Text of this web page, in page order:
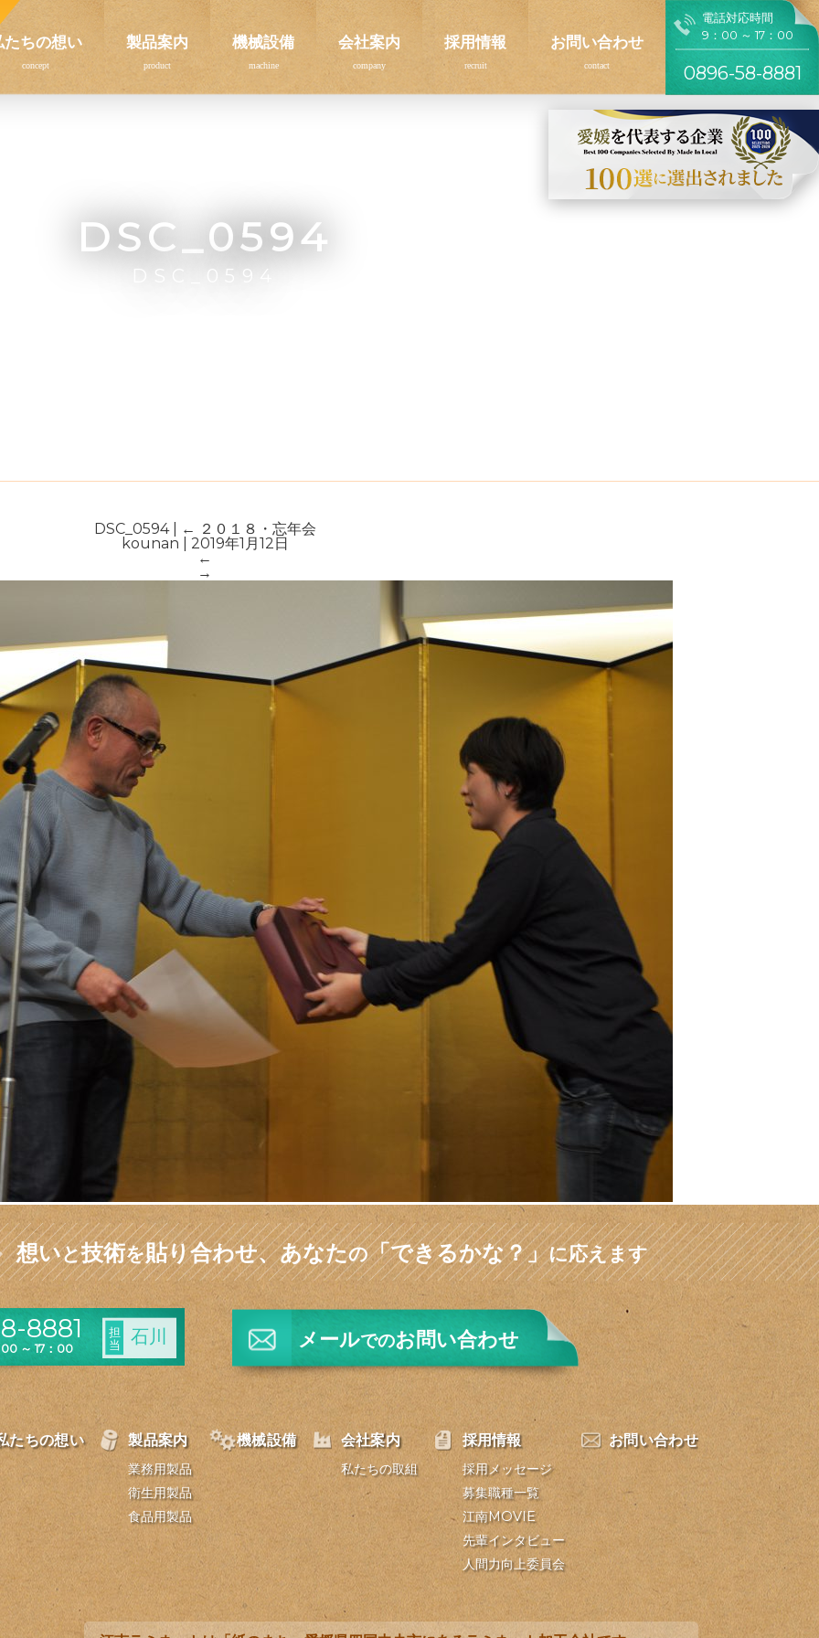
たちの想い 製品案内 機械設備 会社案内 採用情報 お問い合わせ
電話対応時間
9：00 ～ 17：00
0896-58-8881
DSC_0594
DSC_0594 ← ２０１８・忘年会
kounan
2019年1月12日
←
→
想いと技術を貼り合わせ、あなたの「できるかな？」に応えます
8881
～ 17：00
担
当
石川 メールでのお問い合わせ
たちの想い 製品案内
業務用製品
衛生用製品
食品用製品
機械設備 会社案内
私たちの取組
採用情報
採用メッセージ
募集職種一覧
江南MOVIE
先輩インタビュー
人間力向上委員会
お問い合わせ